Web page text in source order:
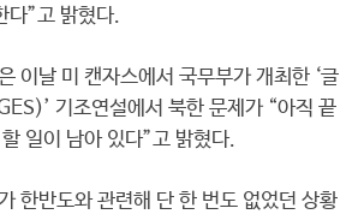
다”고 밝혔다.
이날 미 캔자스에서 국무부가 개최한 ‘글
기조연설에서 북한 문제가 “아직 끝
일이 남아 있다”고 밝혔다.
한반도와 관련해 단 한 번도 없었던 상황